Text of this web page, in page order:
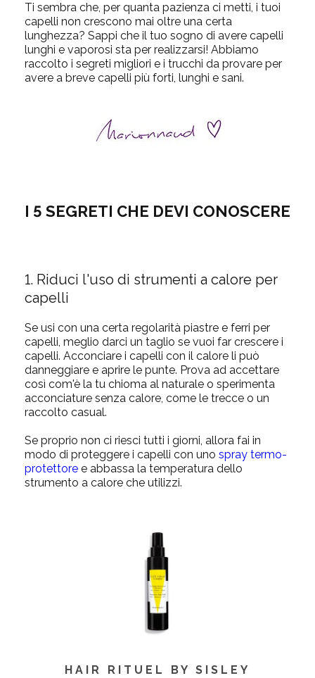
Ti sembra che, per quanta pazienza ci metti, i tuoi
capelli non crescono mai oltre una certa
lunghezza? Sappi che il tuo sogno di avere capelli
lunghi e vaporosi sta per realizzarsi! Abbiamo
raccolto i segreti migliori e i trucchi da provare per
avere a breve capelli più forti, lunghi e sani.
I 5 SEGRETI CHE DEVI CONOSCERE
1. Riduci l'uso di strumenti a calore per
capelli
Se usi con una certa regolarità piastre e ferri per
capelli, meglio darci un taglio se vuoi far crescere i
capelli. Acconciare i capelli con il calore li può
danneggiare e aprire le punte. Prova ad accettare
così com'è la tu chioma al naturale o sperimenta
acconciature senza calore, come le trecce o un
raccolto casual.
Se proprio non ci riesci tutti i giorni, allora fai in
modo di proteggere i capelli con uno spray termo-
protettore e abbassa la temperatura dello
strumento a calore che utilizzi.
HAIR RITUEL BY SISLEY